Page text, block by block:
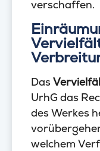
verschaffen.
Das
UrhG das
des Werkes
welchem